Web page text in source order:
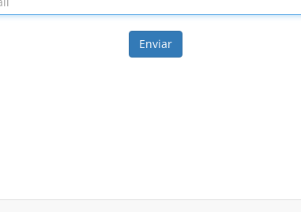
Enviar